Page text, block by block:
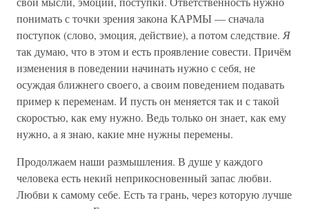
понимать с точки зрения закона КАРМЫ — сначала
поступок (слово, эмоция, действие), а потом следствие. Я
так думаю, что в этом и есть проявление совести. Причём
изменения в поведении начинать нужно с себя, не
осуждая ближнего своего, а своим поведением подавать
пример к переменам. И пусть он меняется так и с такой
скоростью, как ему нужно. Ведь только он знает, как ему
нужно, а я знаю, какие мне нужны перемены.
Продолжаем наши размышления. В душе у каждого
человека есть некий неприкосновенный запас любви.
Любви к самому себе. Есть та грань, через которую лучше